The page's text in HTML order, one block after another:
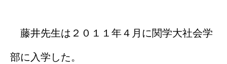
藤井先生は２０１１年４月に関学大社会学
部に入学した。